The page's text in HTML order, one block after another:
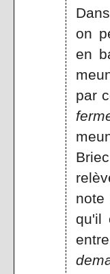
on
en
par
qu'il